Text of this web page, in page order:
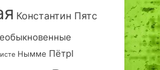
Константин Пятс
Нымме ПётрI